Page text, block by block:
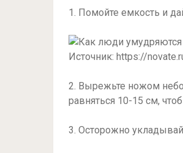
1. Помойте емкость и
Источник: https://
2. Вырежьте ножом
равняться 10-15 см,
3. Осторожно